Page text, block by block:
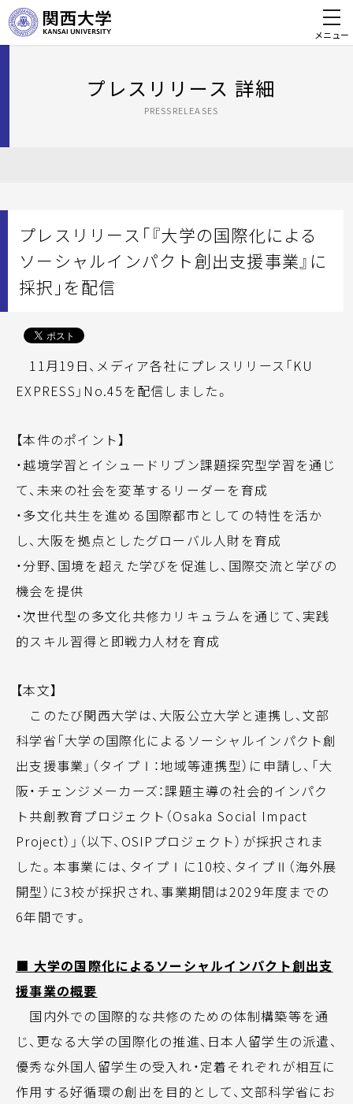
メニュー
プレスリリース 詳細
PRESSRELEASES
プレスリリース「『大学の国際化による
ソーシャルインパクト創出支援事業』に
採択」を配信
11月19日、メディア各社にプレスリリース「KU
EXPRESS」No.45を配信しました。
【本件のポイント】
・越境学習とイシュードリブン課題探究型学習を通じ
て、未来の社会を変革するリーダーを育成
・多文化共生を進める国際都市としての特性を活か
し、大阪を拠点としたグローバル人財を育成
・分野、国境を超えた学びを促進し、国際交流と学びの
機会を提供
・次世代型の多文化共修カリキュラムを通じて、実践
的スキル習得と即戦力人材を育成
【本文】
このたび関西大学は、大阪公立大学と連携し、文部
科学省「大学の国際化によるソーシャルインパクト創
出支援事業」（タイプⅠ：地域等連携型）に申請し、「大
阪・チェンジメーカーズ：課題主導の社会的インパク
ト共創教育プロジェクト（Osaka Social Impact
Project）」（以下、OSIPプロジェクト）が採択されま
した。本事業には、タイプⅠに10校、タイプⅡ（海外展
開型）に3校が採択され、事業期間は2029年度までの
6年間です。
■ 大学の国際化によるソーシャルインパクト創出支
援事業の概要
国内外での国際的な共修のための体制構築等を通
じ、更なる大学の国際化の推進、日本人留学生の派遣、
優秀な外国人留学生の受入れ・定着それぞれが相互に
作用する好循環の創出を目的として、文部科学省にお